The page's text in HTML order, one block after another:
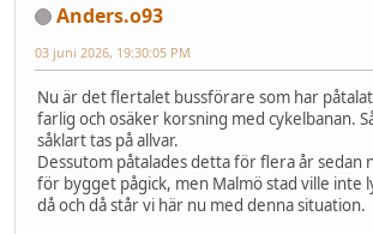
Anders.o93
03 juni 2026, 19:30:05 PM
Nu är det flertalet bussförare som har
farlig och osäker korsning med cykelbanan.
såklart tas på allvar.
Dessutom påtalades detta för flera år sedan
för bygget pågick, men Malmö stad ville inte
då och då står vi här nu med denna situation.